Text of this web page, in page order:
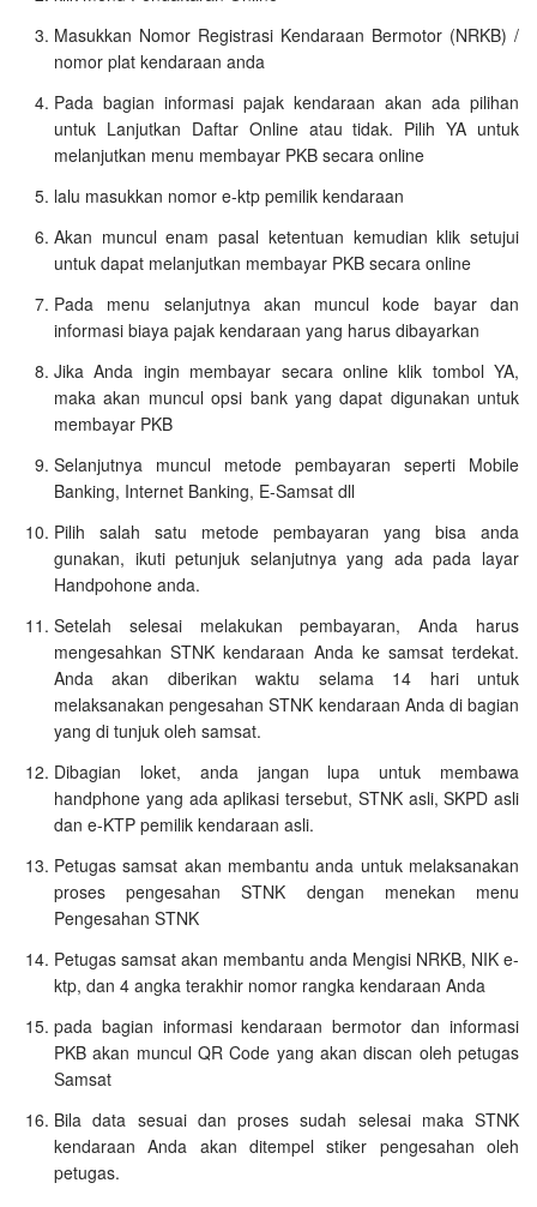
Masukkan Nomor Registrasi Kendaraan Bermotor (NRKB) /
nomor plat kendaraan anda
Pada bagian informasi pajak kendaraan akan ada pilihan
untuk Lanjutkan Daftar Online atau tidak. Pilih YA untuk
melanjutkan menu membayar PKB secara online
lalu masukkan nomor e-ktp pemilik kendaraan
Akan muncul enam pasal ketentuan kemudian klik setujui
untuk dapat melanjutkan membayar PKB secara online
Pada menu selanjutnya akan muncul kode bayar dan
informasi biaya pajak kendaraan yang harus dibayarkan
Jika Anda ingin membayar secara online klik tombol YA,
maka akan muncul opsi bank yang dapat digunakan untuk
membayar PKB
Selanjutnya muncul metode pembayaran seperti Mobile
Banking, Internet Banking, E-Samsat dll
Pilih salah satu metode pembayaran yang bisa anda
gunakan, ikuti petunjuk selanjutnya yang ada pada layar
Handpohone anda.
Setelah selesai melakukan pembayaran, Anda harus
mengesahkan STNK kendaraan Anda ke samsat terdekat.
Anda akan diberikan waktu selama 14 hari untuk
melaksanakan pengesahan STNK kendaraan Anda di bagian
yang di tunjuk oleh samsat.
Dibagian loket, anda jangan lupa untuk membawa
handphone yang ada aplikasi tersebut, STNK asli, SKPD asli
dan e-KTP pemilik kendaraan asli.
Petugas samsat akan membantu anda untuk melaksanakan
proses pengesahan STNK dengan menekan menu
Pengesahan STNK
Petugas samsat akan membantu anda Mengisi NRKB, NIK e-
ktp, dan 4 angka terakhir nomor rangka kendaraan Anda
pada bagian informasi kendaraan bermotor dan informasi
PKB akan muncul QR Code yang akan discan oleh petugas
Samsat
Bila data sesuai dan proses sudah selesai maka STNK
kendaraan Anda akan ditempel stiker pengesahan oleh
petugas.